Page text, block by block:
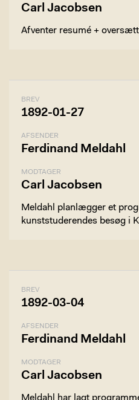
Carl Jacobsen
Afventer resumé +
BREV
1892-01-27
AFSENDER
Ferdinand Meldahl
MODTAGER
Carl Jacobsen
Meldahl planlægger et
kunststuderendes besøg i
BREV
1892-03-04
AFSENDER
Ferdinand Meldahl
MODTAGER
Carl Jacobsen